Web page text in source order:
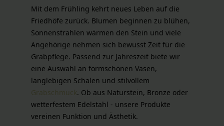
Mit dem Frühling kehrt neues Leben auf die
Friedhöfe zurück. Blumen beginnen zu blühen,
Sonnenstrahlen wärmen den Stein und viele
Angehörige nehmen sich bewusst Zeit für die
Grabpflege. Passend zur Jahreszeit biete wir
eine Auswahl an formschönen Vasen,
langlebigen Schalen und stilvollem
Grabschmuck. Ob aus Naturstein, Bronze oder
wetterfestem Edelstahl - unsere Produkte
vereinen Funktion und Ästhetik.